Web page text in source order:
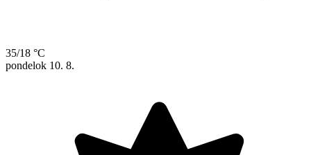
35/18 °C
pondelok 10. 8.